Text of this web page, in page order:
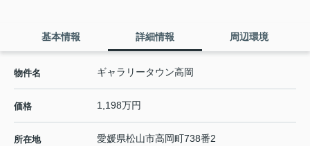
基本情報 詳細情報 周辺環境
物件名 ギャラリータウン高岡
価格 1,198万円
所在地 愛媛県松山市高岡町738番2